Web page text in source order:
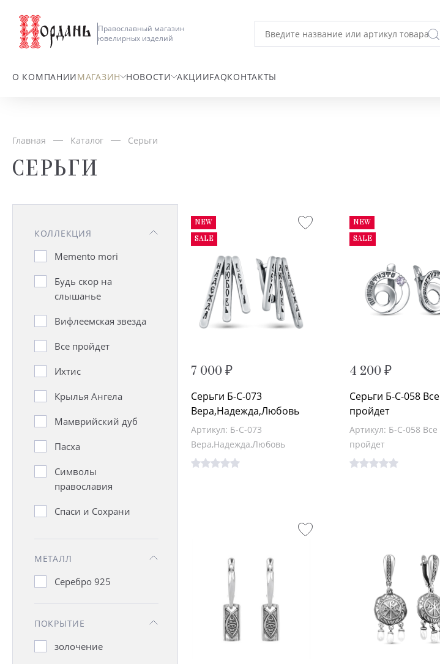
Православный магазин
ювелирных изделий
О КОМПАНИИМАГАЗИН НОВОСТИ АКЦИИFAQКОНТАКТЫ
Главная Каталог Серьги
СЕРЬГИ
КОЛЛЕКЦИЯ
Memento mori
Будь скор на
слышанье
Вифлеемская звезда
Все пройдет
Ихтис
Крылья Ангела
Мамврийский дуб
Пасха
Символы
православия
Спаси и Сохрани
МЕТАЛЛ
Серебро 925
ПОКРЫТИЕ
золочение
NEW
SALE
7 000 ₽
Серьги Б-С-073
Вера,Надежда,Любовь
Артикул: Б-С-073
Вера,Надежда,Любовь
NEW
SALE
4 200 ₽
Серьги Б-С-058 Все
пройдет
Артикул: Б-С-058 Все
пройдет